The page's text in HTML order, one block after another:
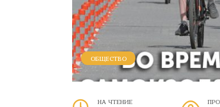
ОБЩЕСТВО
НА ЧТЕНИЕ